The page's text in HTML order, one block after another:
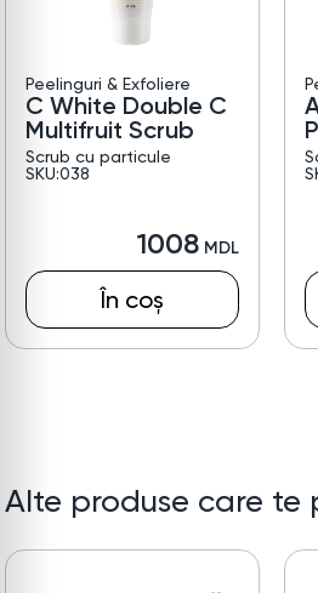
Peelinguri & Exfoliere
C White Double C
Multifruit Scrub
Scrub cu particule
SKU:038
1008
În coș
Alte produse care te